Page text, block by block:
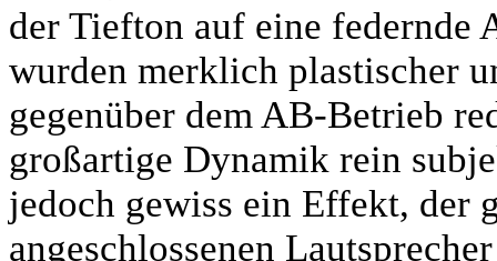
der Tiefton auf eine federnde
wurden merklich plastischer
gegenüber dem AB-Betrieb
großartige Dynamik rein
jedoch gewiss ein Effekt, der
angeschlossenen